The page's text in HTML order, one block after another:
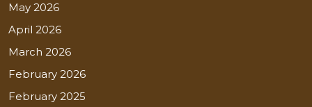
May 2026
April 2026
March 2026
February 2026
February 2025